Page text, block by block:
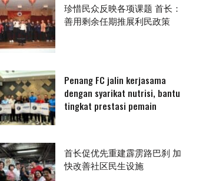
珍惜民众反映各项课题 首长：
善用剩余任期推展利民政策
Penang FC jalin kerjasama
dengan syarikat nutrisi, bantu
tingkat prestasi pemain
首长促优先重建霹雳路巴刹 加
快改善社区民生设施